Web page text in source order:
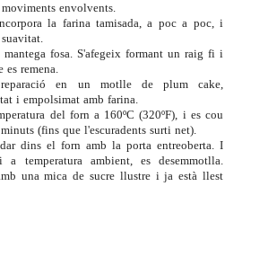
envolvents.
la farina tamisada, a poc a poc, i
fosa. S'afegeix formant un raig fi i
es remena.
en un motlle de plum cake,
i empolsimat amb farina.
del forn a 160ºC (320ºF), i es cou
(fins que l'escuradents surti net).
dins el forn amb la porta entreoberta. I
temperatura ambient, es desemmotlla.
una mica de sucre llustre i ja està llest